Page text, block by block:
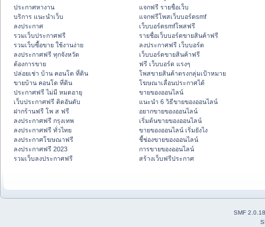
ประกาศหางาน
บริการ แนะนำเว็บ
ลงประกาศ
รวมเว็บประกาศฟรี
รวมเว็บซื้อขาย ใช้งานง่าย
ลงประกาศฟรี ทุกจังหวัด
ต้องการขาย
ปล่อยเช่า บ้าน คอนโด ที่ดิน
ขายบ้าน คอนโด ที่ดิน
ประกาศฟรี ไม่มี หมดอายุ
เว็บประกาศฟรี ติดอันดับ
ฝากร้านฟรี โพ ส ฟรี
ลงประกาศฟรี กรุงเทพ
ลงประกาศฟรี ทั่วไทย
ลงประกาศโฆษณาฟรี
ลงประกาศฟรี 2023
รวมเว็บลงประกาศฟรี
แจกฟรี รายชื่อเว็บ
แจกฟรีโพสเว็บบอร์ดsmf
เว็บบอร์ดsmfโพสฟรี
รายชื่อเว็บบอร์ดขายสินค้าฟรี
ลงประกาศฟรี เว็บบอร์ด
เว็บบอร์ดขายสินค้าฟรี
ฟรี เว็บบอร์ด แรงๆ
โพสขายสินค้าตรงกลุ่มเป้าหมาย
โฆษณาเลื่อนประกาศได้
ขายของออนไลน์
แนะนำ 6 วิธีขายของออนไลน์
อยากขายของออนไลน์
เริ่มต้นขายของออนไลน์
ขายของออนไลน์ เริ่มยังไง
ชี้ช่องขายของออนไลน์
การขายของออนไลน์
สร้างเว็บฟรีประกาศ
SMF 2.0.18